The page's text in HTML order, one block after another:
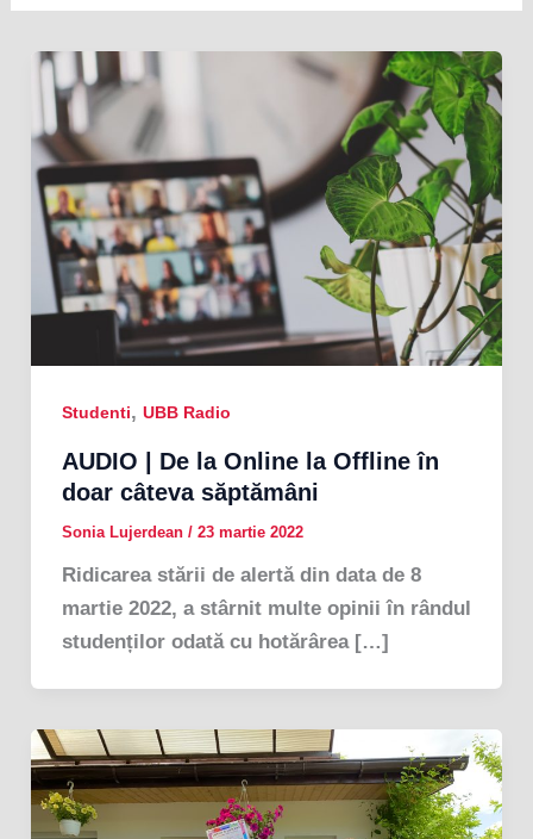
Studenti, UBB Radio
AUDIO | De la Online la Offline în
doar câteva săptămâni
Sonia Lujerdean / 23 martie 2022
Ridicarea stării de alertă din data de 8
martie 2022, a stârnit multe opinii în rândul
studenților odată cu hotărârea […]